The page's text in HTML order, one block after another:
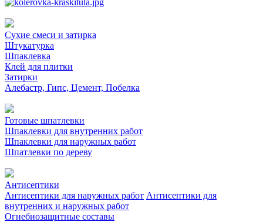
Сухие смеси и затирка
Штукатурка
Шпаклевка
Клей для плитки
Затирки
Алебастр, Гипс, Цемент, Побелка
Готовые шпатлевки
Шпаклевки для внутренних работ
Шпаклевки для наружных работ
Шпатлевки по дереву
Антисептики
Антисептики для наружных работ Антисептики для
внутренних и наружных работ
Огнебиозащитные составы